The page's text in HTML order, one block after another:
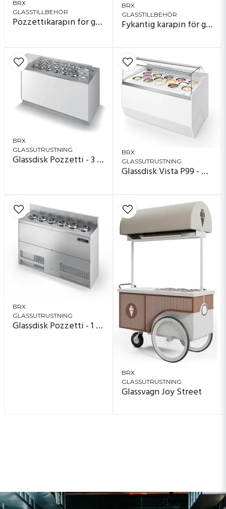
BRX
GLASSTILLBEHÖR
Pozzettikarapin för glass
BRX
GLASSTILLBEHÖR
Fykantig karapin för glass
BRX
GLASSUTRUSTNING
Glassdisk Pozzetti - 3 rad
BRX
GLASSUTRUSTNING
Glassdisk Vista P99 - Ø20 cm
BRX
GLASSUTRUSTNING
Glassdisk Pozzetti - 1 rad
BRX
GLASSUTRUSTNING
Glassvagn Joy Street